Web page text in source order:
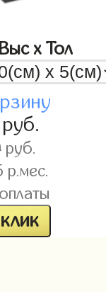
x Тол
руб.
р.мес.